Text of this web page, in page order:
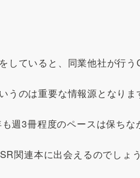
していると、同業他社が行
うのは重要な情報源となり
週3冊程度のペースは保ち
関連本に出会えるのでしょ